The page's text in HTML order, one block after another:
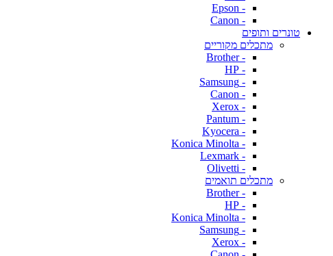
- Epson
- Canon
טונרים ותופים
מתכלים מקוריים
- Brother
- HP
- Samsung
- Canon
- Xerox
- Pantum
- Kyocera
- Konica Minolta
- Lexmark
- Olivetti
מתכלים תואמים
- Brother
- HP
- Konica Minolta
- Samsung
- Xerox